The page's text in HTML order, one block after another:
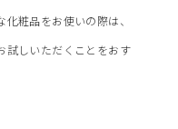
粧品をお使いの際は、
試しいただくことをおす